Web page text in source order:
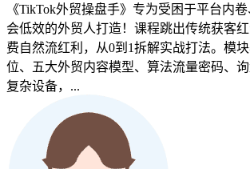
《TikTok外贸操盘手》专为受困于平台内
会低效的外贸人打造！课程跳出传统获客
费自然流红利，从0到1拆解实战打法。模
位、五大外贸内容模型、算法流量密码、
复杂设备，...